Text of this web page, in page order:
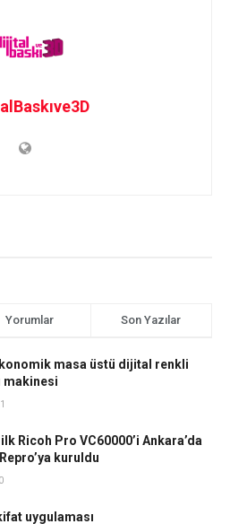
Yorumlar Son Yazılar
masa üstü dijital renkli
makinesi
Ricoh Pro VC60000’i Ankara’da
kuruldu
uygulaması